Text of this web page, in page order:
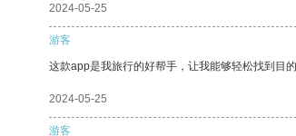
2024-05-25
游客
这款app是我旅行的好帮手，让我能够轻松找到目
2024-05-25
游客